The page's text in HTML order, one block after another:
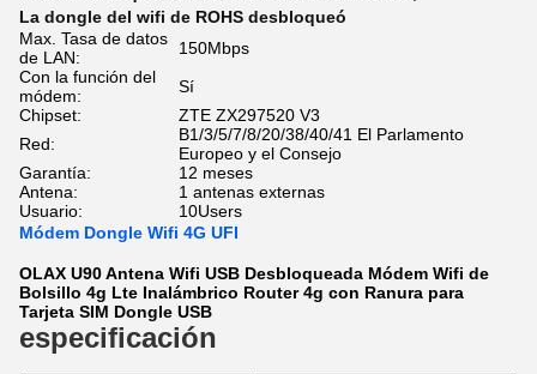
La dongle del wifi de ROHS desbloqueó
Max. Tasa de datos
de LAN:
150Mbps
Con la función del
módem:
Sí
Chipset:
ZTE ZX297520 V3
Red:
B1/3/5/7/8/20/38/40/41 El Parlamento
Europeo y el Consejo
Garantía:
12 meses
Antena:
1 antenas externas
Usuario:
10Users
Módem Dongle Wifi 4G UFI
OLAX U90 Antena Wifi USB Desbloqueada Módem Wifi de
Bolsillo 4g Lte Inalámbrico Router 4g con Ranura para
Tarjeta SIM Dongle USB
especificación